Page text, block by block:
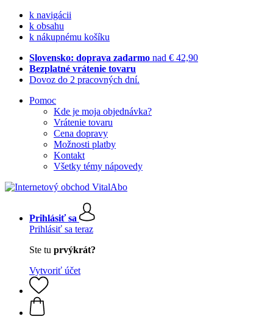
k navigácii
k obsahu
k nákupnému košíku
Slovensko: doprava zadarmo nad € 42,90
Bezplatné vrátenie tovaru
Dovoz do 2 pracovných dní.
Pomoc
Kde je moja objednávka?
Vrátenie tovaru
Cena dopravy
Možnosti platby
Kontakt
Všetky témy nápovedy
Prihlásiť sa
Prihlásiť sa teraz
Ste tu prvýkrát?
Vytvoriť účet